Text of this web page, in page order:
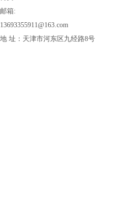
邮箱:
13693355911@163.com
地 址：天津市河东区九经路8号